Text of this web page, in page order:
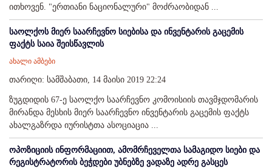
ითხოვენ. "ერთიანი ნაციონალური" მოძრაობიდან ...
საოლქოს მიერ საარჩევნო სიებისა და ინვენტარის გაცემის
ფაქტს საია შეისწავლის
ახალი ამბები
თარიღი: სამშაბათი, 14 მაისი 2019 22:24
ზუგდიდის 67-ე საოლქო საარჩევნო კომოისიის თავმჯდომარის
მირანდა მესხის მიერ საარჩევნო ინვენტარის გაცემის ფაქტს
ახალგაზრდა იურისტთა ასოციაცია ...
ოპოზიციის ინფორმაციით, ამომრჩეველთა სამაგიდო სიები და
რეგისტრატორის ბეჭდები უბნებზე ვადაზე ადრე გასცეს